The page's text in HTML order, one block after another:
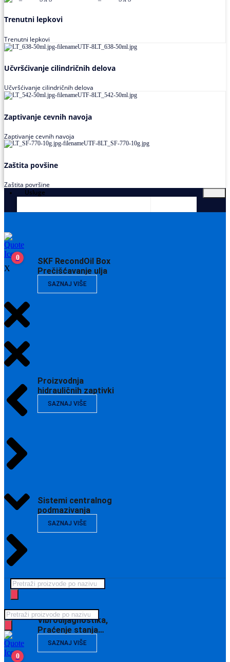
Trenutni lepkovi
Trenutni lepkovi
Učvršćivanje cilindričnih delova
Učvršćivanje cilindričnih delova
Zaptivanje cevnih navoja
Zaptivanje cevnih navoja
Zaštita povšine
Zaštita površine
Usluge
SKF RecondOil Box
Prečišćavanje ulja
SAZNAJ VIŠE
Proizvodnja
hidrauličnih zaptivki
SAZNAJ VIŠE
Sistemi centralnog
podmazivanja
SAZNAJ VIŠE
Vibrodijagnostika,
Praćenje stanja…
SAZNAJ VIŠE
0
X
Products
search
Products
search
0